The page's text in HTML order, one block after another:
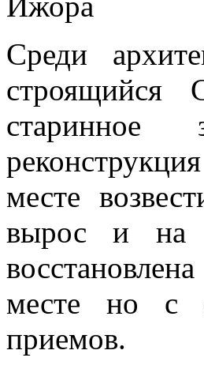
Среди
месте
вырос и на
месте но с
приемов.